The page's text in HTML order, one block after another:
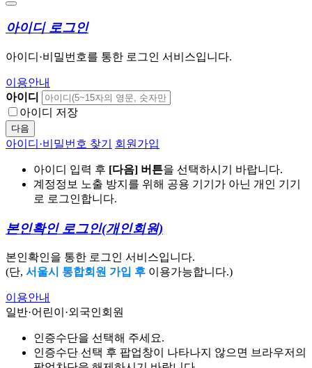
아이디 로그인
아이디·비밀번호를 통한 로그인 서비스입니다.
이용안내
아이디
아이디 저장
다음
아이디·비밀번호 찾기 회원가입
아이디 입력 후 [다음] 버튼을 선택하시기 바랍니다.
계정정보 노출 방지를 위해 공용 기기가 아닌 개인 기기
로 로그인합니다.
본인확인 로그인(개인회원)
본인확인을 통한 로그인 서비스입니다.
(단, 서울시 통합회원 가입 후 이용가능합니다.)
이용안내
일반·어린이·외국인회원
인증수단을 선택해 주세요.
인증수단 선택 후 팝업창이 나타나지 않으면 브라우저의